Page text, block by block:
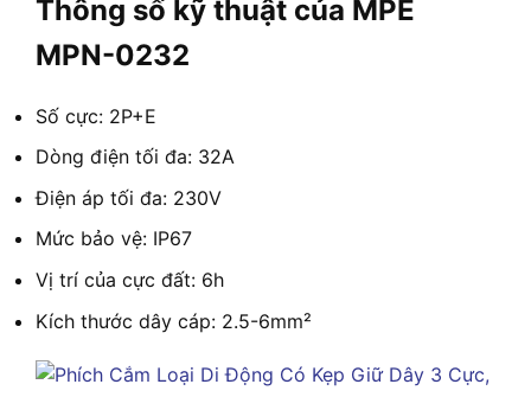
Thông số kỹ thuật của MPE
MPN-0232
Số cực: 2P+E
Dòng điện tối đa: 32A
Điện áp tối đa: 230V
Mức bảo vệ: IP67
Vị trí của cực đất: 6h
Kích thước dây cáp: 2.5-6mm²